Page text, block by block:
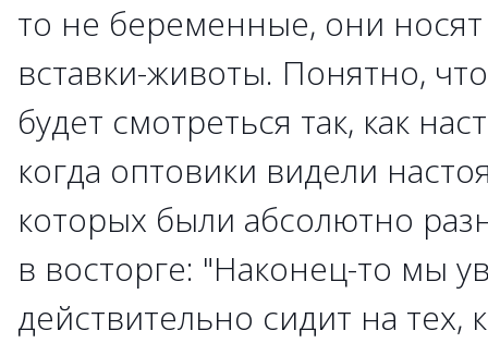
то не беременные, они
вставки-животы. Понятно,
будет смотреться так, как
когда оптовики видели
которых были абсолютно
в восторге: "Наконец-то мы
действительно сидит на